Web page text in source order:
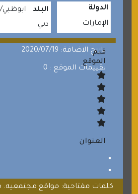
الدولة
الإمارات
البلد
ابوظبي
دبي
تاريخ الاضافة: 2020/07/19
تقييمات الموقع : 0
قيم
الموقع
العنوان
كلمات مفتاحية: مواقع مجتمعيه.